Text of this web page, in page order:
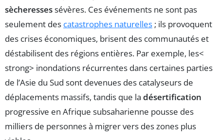
sècheressessévères. Ces événements ne sont pas
seulement des catastrophes naturelles ; ils provoquent
des crises économiques, brisent des communautés et
déstabilisent des régions entières. Par exemple, les<
strong> inondations récurrentes dans certaines parties
de l’Asie du Sud sont devenues des catalyseurs de
déplacements massifs, tandis que la désertification
progressive en Afrique subsaharienne pousse des
milliers de personnes à migrer vers des zones plus